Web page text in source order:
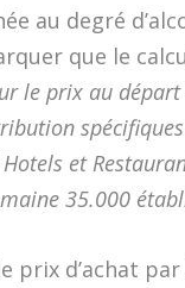
au degré
que le
le prix au
et
35.000
prix d’achat